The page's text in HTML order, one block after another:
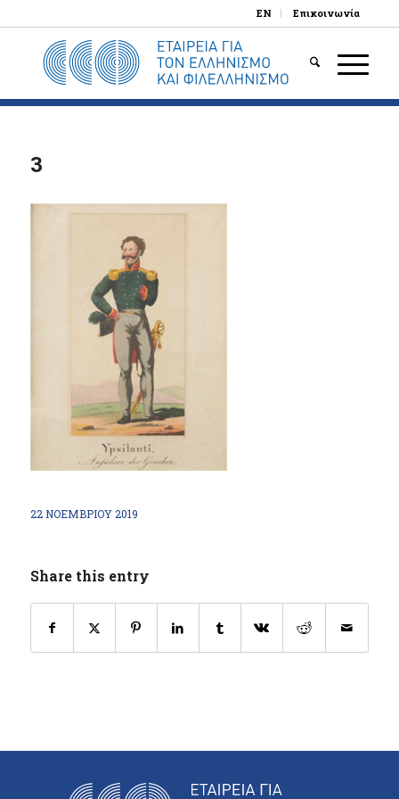
EN Επικοινωνία
3
22 ΝΟΕΜΒΡΊΟΥ 2019
Share this entry